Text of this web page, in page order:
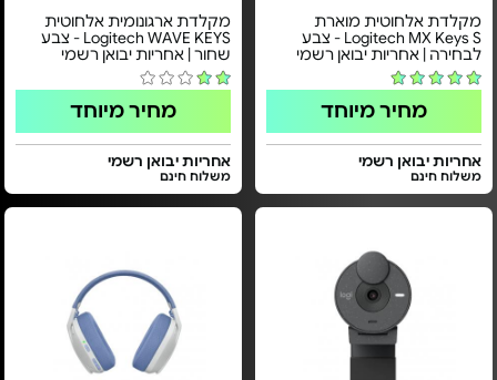
מקלדת אלחוטית מוארת
Logitech MX Keys S - צבע
לבחירה | אחריות יבואן רשמי
מחיר מיוחד
אחריות יבואן רשמי
משלוח חינם
מקלדת ארגונומית אלחוטית
Logitech WAVE KEYS - צבע
שחור | אחריות יבואן רשמי
מחיר מיוחד
אחריות יבואן רשמי
משלוח חינם